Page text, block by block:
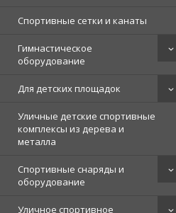
Спортивные сетки и канаты
Гимнастическое
оборудование
Для детских площадок
Уличные детские спортивные
комплексы из дерева и
металла
Спортивные снаряды и
оборудование
Уличное спортивное